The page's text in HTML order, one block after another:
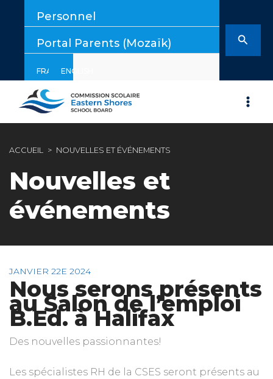
Personnel
Portal Parents (Mozaïk)
FRANÇAISENGLISH
ACCUEIL NOUVELLES ET ÉVÉNEMENTS
Nouvelles et
événements
JANVIER 22E 2024
Nous serons présents
au Salon de l’emploi
B.Ed. à Halifax
Des nouvelles passionnantes!
Les spécialistes RH de la CSES seront présents au